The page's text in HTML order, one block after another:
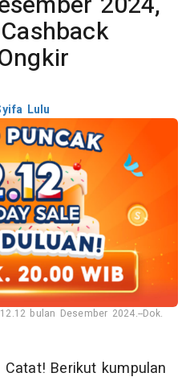
Lulu
bulan Desember 2024.--Dok.
Catat! Berikut kumpulan